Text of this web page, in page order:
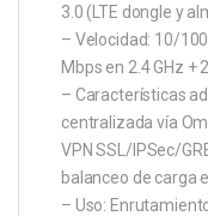
3.0 (LTE dongle y
– Velocidad: 10/
Mbps en 2.4 GHz +
– Características
centralizada vía
VPN SSL/IPSec/
balanceo de carga
– Uso: